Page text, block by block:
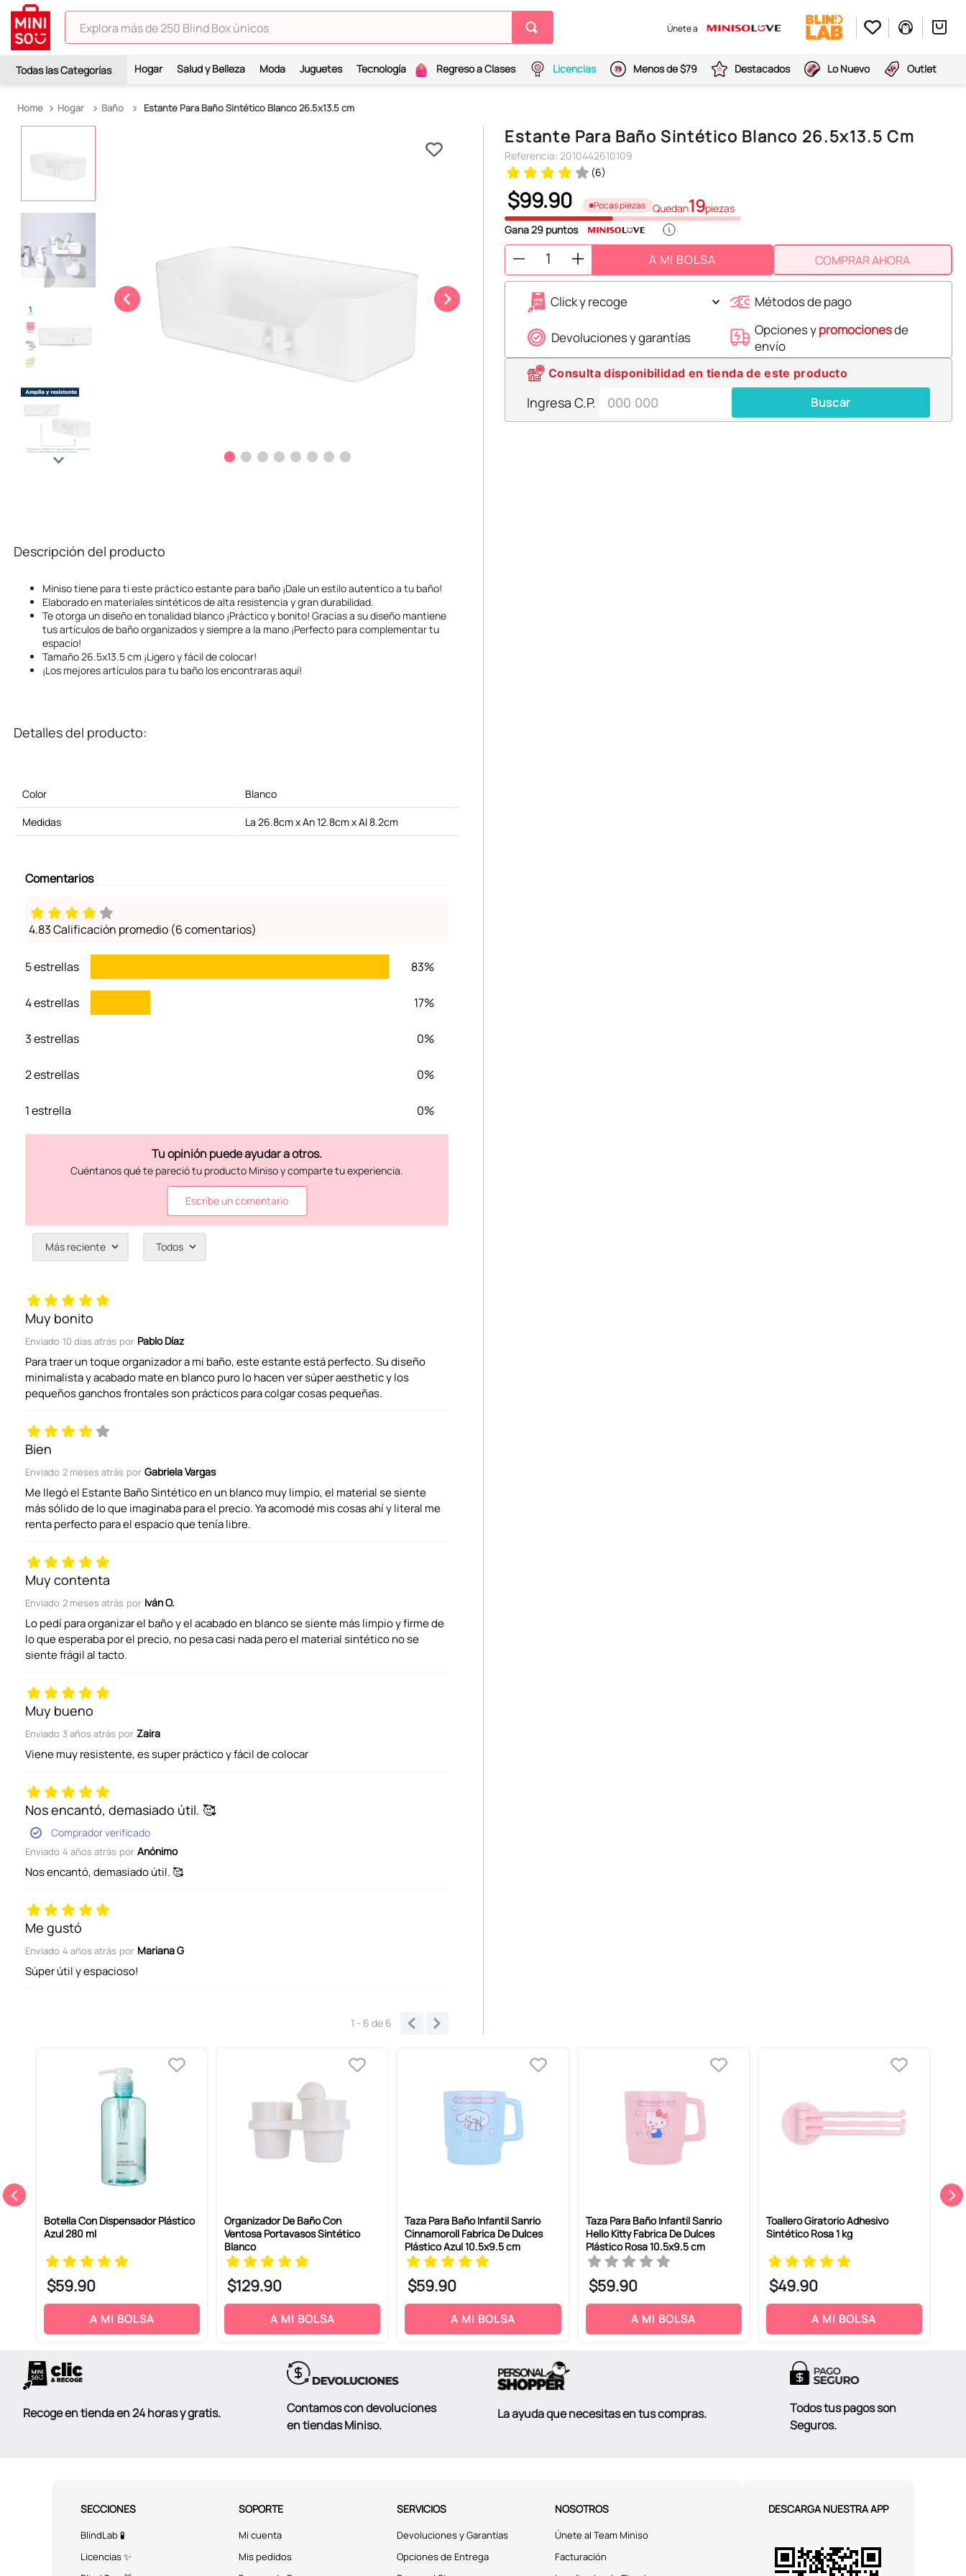
Explora más de 250 Blind Box únicos
Únete a
Hogar Salud y Belleza Moda Juguetes Tecnología Regreso a Clases Licencias Menos de $79 Destacados Lo Nuevo Outlet
Hogar Baño Estante Para Baño Sintético Blanco 26.5x13.5 cm
Descripción del producto
Miniso tiene para ti este práctico estante para baño ¡Dale un estilo autentico a tu baño!
Elaborado en materiales sintéticos de alta resistencia y gran durabilidad.
Te otorga un diseño en tonalidad blanco ¡Práctico y bonito! Gracias a su diseño mantiene
tus artículos de baño organizados y siempre a la mano ¡Perfecto para complementar tu
espacio!
Tamaño 26.5x13.5 cm ¡Ligero y fácil de colocar!
¡Los mejores artículos para tu baño los encontraras aquí!
Detalles del producto:
Color Blanco
Medidas La 26.8cm x An 12.8cm x Al 8.2cm
Comentarios
4.83 Calificación promedio (6 comentarios)
5 estrellas 83%
4 estrellas 17%
3 estrellas 0%
2 estrellas 0%
1 estrella 0%
Escribe un comentario
Agregar comentario
Califica el producto de 1 a 5 estrellas
Tu nombre
Dirección de email
Escribe un comentario
ENVIAR COMENTARIO
Más reciente Todos
Muy bonito
Enviado 10 días atrás por Pablo Díaz
Para traer un toque organizador a mi baño, este estante está perfecto. Su diseño
minimalista y acabado mate en blanco puro lo hacen ver súper aesthetic y los
pequeños ganchos frontales son prácticos para colgar cosas pequeñas.
Bien
Enviado 2 meses atrás por Gabriela Vargas
Me llegó el Estante Baño Sintético en un blanco muy limpio, el material se siente
más sólido de lo que imaginaba para el precio. Ya acomodé mis cosas ahí y literal me
renta perfecto para el espacio que tenía libre.
Muy contenta
Enviado 2 meses atrás por Iván O.
Lo pedí para organizar el baño y el acabado en blanco se siente más limpio y firme de
lo que esperaba por el precio, no pesa casi nada pero el material sintético no se
siente frágil al tacto.
Muy bueno
Enviado 3 años atrás por Zaira
Viene muy resistente, es super práctico y fácil de colocar
Nos encantó, demasiado útil. 🥰
Comprador verificado
Enviado 4 años atrás por Anónimo
Nos encantó, demasiado útil. 🥰
Me gustó
Enviado 4 años atrás por Mariana G
Súper útil y espacioso!
1 - 6de 6
Estante Para Baño Sintético Blanco 26.5x13.5 Cm
Referencia: 2010442610109
(6)
$99.90 Pocas piezas Quedan19piezas
Gana29 puntos
A MI BOLSA COMPRAR AHORA
Click y recoge Métodos de pago
Devoluciones y garantías Opciones ypromocionesde
envío
Consulta disponibilidad en tienda de este producto
Ingresa C.P. Buscar
Botella Con Dispensador Plástico
Azul 280 ml
$59.90
A MI BOLSA
Organizador De Baño Con
Ventosa Portavasos Sintético
Blanco
$129.90
A MI BOLSA
Taza Para Baño Infantil Sanrio
Cinnamoroll Fabrica De Dulces
Plástico Azul 10.5x9.5 cm
$59.90
A MI BOLSA
Taza Para Baño Infantil Sanrio
Hello Kitty Fabrica De Dulces
Plástico Rosa 10.5x9.5 cm
$59.90
A MI BOLSA
Toallero Giratorio Adhesivo
Sintético Rosa 1 kg
$49.90
A MI BOLSA
Recoge en tienda en 24 horas y gratis.
Contamos con devoluciones
en tiendas Miniso.
La ayuda que necesitas en tus compras.
Todos tus pagos son
Seguros.
SECCIONES
BlindLab 🧪
Licencias ✨
SOPORTE
Mi cuenta
Mis pedidos
SERVICIOS
Devoluciones y Garantías
Opciones de Entrega
NOSOTROS
Únete al Team Miniso
Facturación
DESCARGA NUESTRA APP
TÉRMINOS MÁS BUSCADOS
2.
spiderman
toy story
10. chiikawas